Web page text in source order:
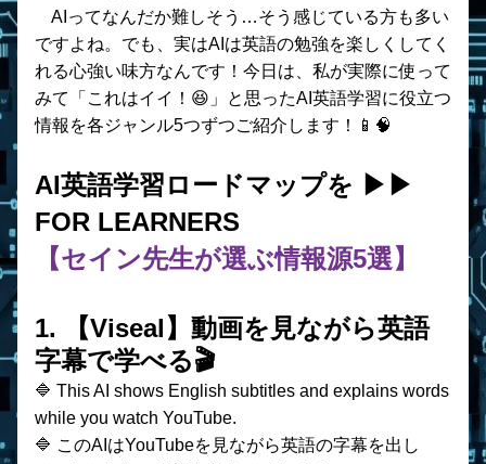
AIってなんだか難しそう…そう感じている方も多い
ですよね。でも、実はAIは英語の勉強を楽しくしてく
れる心強い味方なんです！今日は、私が実際に使って
みて「これはイイ！😆」と思ったAI英語学習に役立つ
情報を各ジャンル5つずつご紹介します！📱🧠
AI英語学習ロードマップを ▶︎▶︎
FOR LEARNERS
【セイン先生が選ぶ情報源5選】
1. 【Viseal】動画を見ながら英語
字幕で学べる🎬
🔷 This AI shows English subtitles and explains words
while you watch YouTube.
🔷 このAIはYouTubeを見ながら英語の字幕を出し